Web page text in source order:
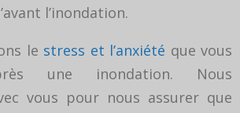
l’inondation.
le stress et l’anxiété que vous
une inondation. Nous
vous pour nous assurer que